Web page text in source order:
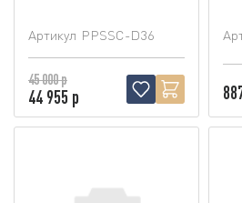
Артикул PPSSC-D36
45 000 р
44 955 р